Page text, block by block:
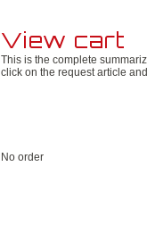
View cart
This is the complete
click on the request article
No order